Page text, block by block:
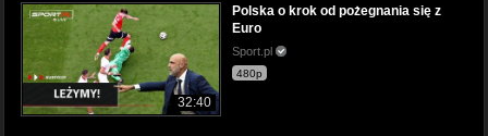
32:40
Polska o krok od pożegnania się z
Euro
Sport.pl
480p